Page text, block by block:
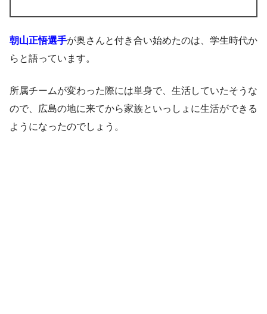
朝山正悟選手が奥さんと付き合い始めたのは、学生時代か
らと語っています。
所属チームが変わった際には単身で、生活していたそうな
ので、広島の地に来てから家族といっしょに生活ができる
ようになったのでしょう。